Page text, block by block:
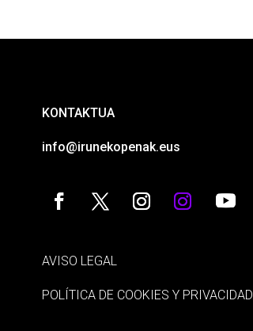
KONTAKTUA
info@irunekopenak.eus
AVISO LEGAL
POLÍTICA DE COOKIES Y PRIVACIDAD